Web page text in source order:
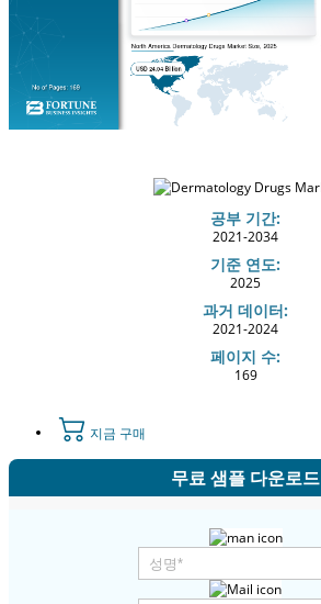
공부 기간:
2021-2034
기준 연도:
2025
과거 데이터:
2021-2024
페이지 수:
169
지금 구매
무료 샘플 다운로드